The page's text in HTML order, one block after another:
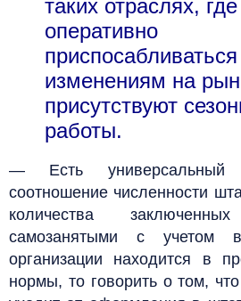
таких отраслях,
оперативно
приспосабливаться
изменениям на
присутствуют
работы.
— Есть универсальный
соотношение численности
количества
самозанятыми с учетом
организации находится в
нормы, то говорить о том,